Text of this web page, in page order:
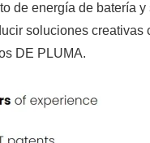
de energía de batería
soluciones
DE PLUMA.